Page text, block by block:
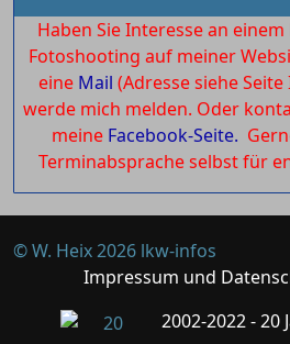
Haben Sie Interesse an
Fotoshooting auf meiner
eine Mail (Adresse siehe
werde mich melden. Oder
meine Facebook-Seite.
Terminabsprache selbst für
© W. Heix 2026 lkw-infos
Impressum und
2002-2022 - 20